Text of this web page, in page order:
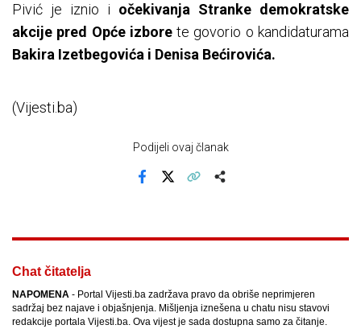
Pivić je iznio i očekivanja Stranke demokratske
akcije pred Opće izborete govorio o kandidaturama
Bakira Izetbegovića i Denisa Bećirovića.
(Vijesti.ba)
Podijeli ovaj članak
Chat čitatelja
NAPOMENA - Portal Vijesti.ba zadržava pravo da obriše neprimjeren
sadržaj bez najave i objašnjenja. Mišljenja iznešena u chatu nisu stavovi
redakcije portala Vijesti.ba. Ova vijest je sada dostupna samo za čitanje.